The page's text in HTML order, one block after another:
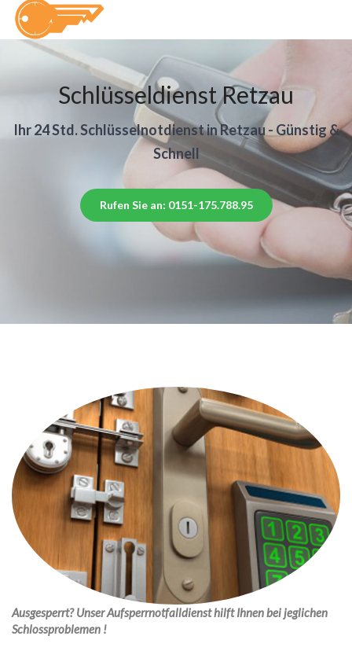
Schlüsseldienst Retzau
Ihr 24 Std. Schlüsselnotdienst in Retzau - Günstig &
Schnell
Rufen Sie an: 0151-175.788.95
Ausgesperrt? Unser Aufsperrnotfalldienst hilft Ihnen bei jeglichen
Schlossproblemen !